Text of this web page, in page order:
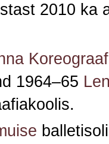
2010 ka
1964–65